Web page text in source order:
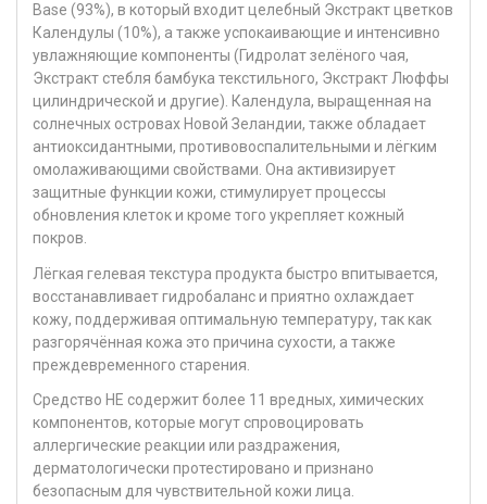
Base (93%), в который входит целебный Экстракт цветков
Календулы (10%), а также успокаивающие и интенсивно
увлажняющие компоненты (Гидролат зелёного чая,
Экстракт стебля бамбука текстильного, Экстракт Люффы
цилиндрической и другие). Календула, выращенная на
солнечных островах Новой Зеландии, также обладает
антиоксидантными, противовоспалительными и лёгким
омолаживающими свойствами. Она активизирует
защитные функции кожи, стимулирует процессы
обновления клеток и кроме того укрепляет кожный
покров.
Лёгкая гелевая текстура продукта быстро впитывается,
восстанавливает гидробаланс и приятно охлаждает
кожу, поддерживая оптимальную температуру, так как
разгорячённая кожа это причина сухости, а также
преждевременного старения.
Средство НЕ содержит более 11 вредных, химических
компонентов, которые могут спровоцировать
аллергические реакции или раздражения,
дерматологически протестировано и признано
безопасным для чувствительной кожи лица.